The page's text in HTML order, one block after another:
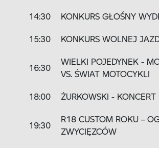
14:30 KONKURS GŁOŚNY
15:30 KONKURS WOLNEJ
16:30
WIELKI POJEDYNEK -
VS. ŚWIAT MOTOCYKLI
18:00 ŻURKOWSKI - KONCERT
19:30
R18 CUSTOM ROKU –
ZWYCIĘZCÓW